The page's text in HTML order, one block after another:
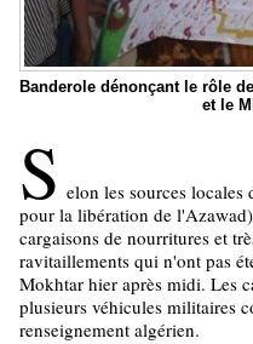
Banderole dénonçant le rôle
et le
S elon les sources
pour la libération de
cargaisons de nourritures et
ravitaillements qui n'ont pas
Mokhtar hier après midi. Les
plusieurs véhicules militaires
renseignement algérien.